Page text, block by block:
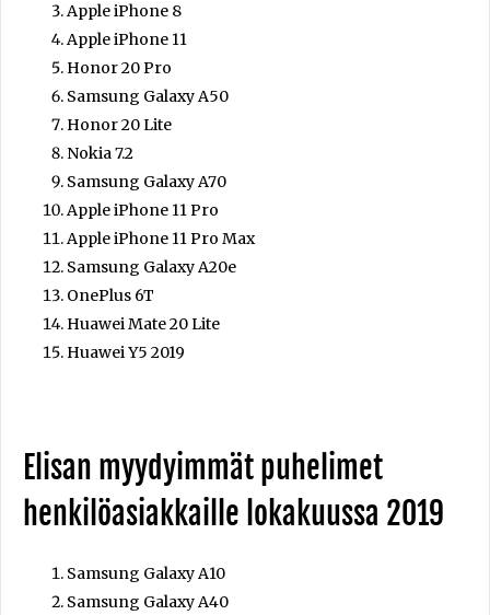
Apple iPhone 8
Apple iPhone 11
Honor 20 Pro
Samsung Galaxy A50
Honor 20 Lite
Nokia 7.2
Samsung Galaxy A70
Apple iPhone 11 Pro
Apple iPhone 11 Pro Max
Samsung Galaxy A20e
OnePlus 6T
Huawei Mate 20 Lite
Huawei Y5 2019
Elisan myydyimmät puhelimet
henkilöasiakkaille lokakuussa 2019
Samsung Galaxy A10
Samsung Galaxy A40